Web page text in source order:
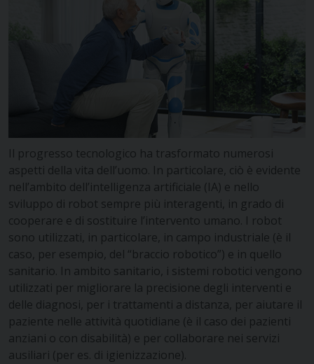
Il progresso tecnologico ha trasformato numerosi
aspetti della vita dell’uomo. In particolare, ciò è evidente
nell’ambito dell’intelligenza artificiale (IA) e nello
sviluppo di robot sempre più interagenti, in grado di
cooperare e di sostituire l’intervento umano. I robot
sono utilizzati, in particolare, in campo industriale (è il
caso, per esempio, del “braccio robotico”) e in quello
sanitario. In ambito sanitario, i sistemi robotici vengono
utilizzati per migliorare la precisione degli interventi e
delle diagnosi, per i trattamenti a distanza, per aiutare il
paziente nelle attività quotidiane (è il caso dei pazienti
anziani o con disabilità) e per collaborare nei servizi
ausiliari (per es. di igienizzazione).